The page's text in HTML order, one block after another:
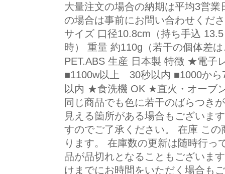
大量注文の場合の納期は平均3営
の場合は事前にお問い合わせくだ
サイズ 口径10.8cm（持ち手込
時） 重量 約110g（若干の個体差
PET.ABS 生産 日本製 特徴 ★電
■1100w以上 30秒以内 ■1000から
以内 ★食洗機 OK ★直火・オーブ
同じ商品でも色に若干のばらつき
見える箇所がある場合もございま
すのでご了承ください。 在庫 こ
ります。 在庫数の更新は随時行っ
品が品切れとなることもございま
けまでにお時間をいただく場合も